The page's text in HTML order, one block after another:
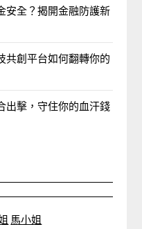
安全？揭開金融防護新
共創平台如何翻轉你的
出擊，守住你的血汗錢
馬小姐